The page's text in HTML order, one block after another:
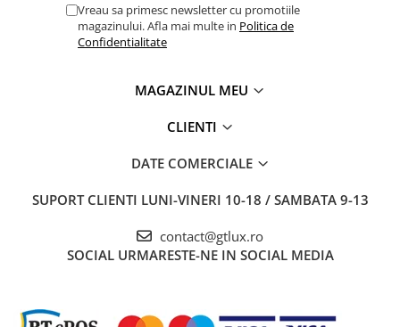
Vreau sa primesc newsletter cu promotiile
magazinului. Afla mai multe in Politica de
Confidentialitate
MAGAZINUL MEU
CLIENTI
DATE COMERCIALE
SUPORT CLIENTI LUNI-VINERI 10-18 / SAMBATA 9-13
contact@gtlux.ro
SOCIAL URMARESTE-NE IN SOCIAL MEDIA